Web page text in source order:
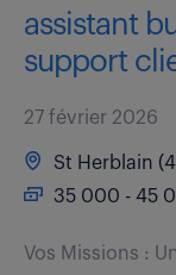
assistant
support
27 février 2026
St Herblain
35 000 - 45
Vos Missions :